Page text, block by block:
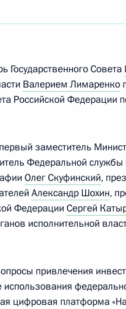
Дюмин назначен
Федерации
Алтайский край и
по направлению
Государственного Совета
Валерием Лимаренко
Российской Федерации
заместитель
Федеральной службы
Олег Скуфинский,
Александр Шохин,
Федерации Сергей
исполнительной
привлечения
цифровая платформа